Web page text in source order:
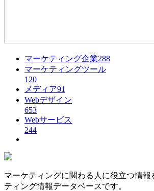
マーケティング企業288
マーケティングツール
120
メディア91
Webデザイン
653
Webサービス
244
マーケティングに関わる人に役立つ情報
ティング情報データベースです。